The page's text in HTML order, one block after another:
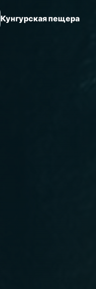
Кунгурская пещера